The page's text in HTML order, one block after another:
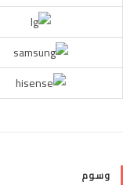
وسوم